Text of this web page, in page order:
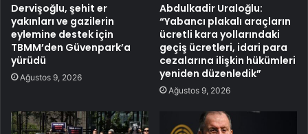
Dervişoğlu, şehit er
yakınları ve gazilerin
eylemine destek için
TBMM’den Güvenpark’a
yürüdü
Ağustos 9, 2026
Abdulkadir Uraloğlu:
“Yabancı plakalı araçların
ücretli kara yollarındaki
geçiş ücretleri, idari para
cezalarına ilişkin hükümleri
yeniden düzenledik”
Ağustos 9, 2026